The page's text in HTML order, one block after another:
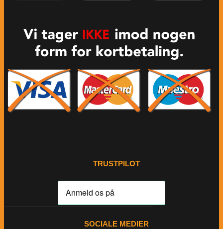
TRUSTPILOT
SOCIALE MEDIER